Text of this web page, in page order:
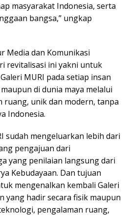
masyarakat Indonesia, serta
bangsa,” ungkap
Media dan Komunikasi
revitalisasi ini yakni untuk
MURI pada setiap insan
di dunia maya melalui
ruang, unik dan modern, tanpa
Indonesia.
sudah mengeluarkan lebih dari
pengajuan dari
yang penilaian langsung dari
Kebudayaan. Dan tujuan
mengenalkan kembali Galeri
yang hadir secara fisik maupun
pengalaman ruang,